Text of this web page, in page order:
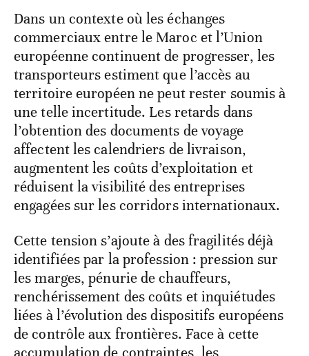
Dans un contexte où les échanges
commerciaux entre le Maroc et l’Union
européenne continuent de progresser, les
transporteurs estiment que l’accès au
territoire européen ne peut rester soumis à
une telle incertitude. Les retards dans
l’obtention des documents de voyage
affectent les calendriers de livraison,
augmentent les coûts d’exploitation et
réduisent la visibilité des entreprises
engagées sur les corridors internationaux.
Cette tension s’ajoute à des fragilités déjà
identifiées par la profession : pression sur
les marges, pénurie de chauffeurs,
renchérissement des coûts et inquiétudes
liées à l’évolution des dispositifs européens
de contrôle aux frontières. Face à cette